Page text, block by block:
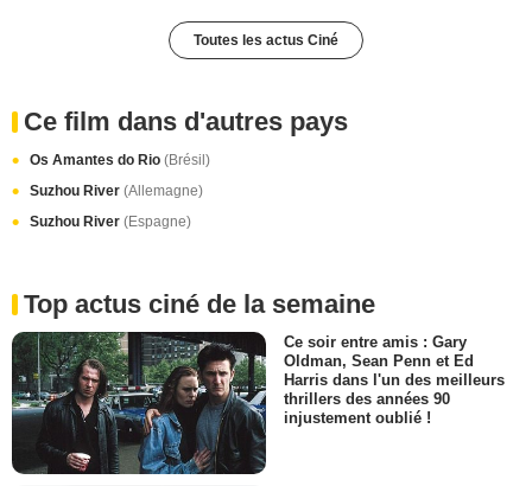
Toutes les actus Ciné
Ce film dans d'autres pays
Os Amantes do Rio (Brésil)
Suzhou River (Allemagne)
Suzhou River (Espagne)
Top actus ciné de la semaine
Ce soir entre amis : Gary
Oldman, Sean Penn et Ed
Harris dans l'un des meilleurs
thrillers des années 90
injustement oublié !